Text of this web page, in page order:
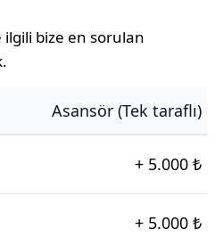
ilgili bize en sorulan
Asansör (Tek taraflı)
+ 5.000 ₺
+ 5.000 ₺